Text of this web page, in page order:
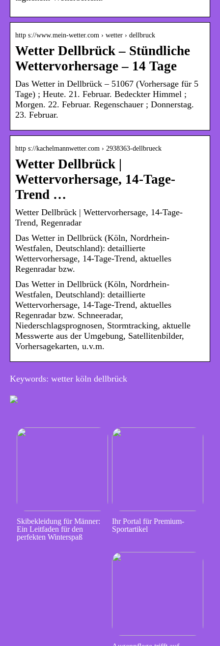
http s://www.mein-wetter.com › wetter › dellbruck
Wetter Dellbrück – Stündliche
Wettervorhersage – 14 Tage
Das Wetter in Dellbrück – 51067 (Vorhersage für 5
Tage) ; Heute. 21. Februar. Bedeckter Himmel ;
Morgen. 22. Februar. Regenschauer ; Donnerstag.
23. Februar.
http s://kachelmannwetter.com › 2938363-dellbrueck
Wetter Dellbrück |
Wettervorhersage, 14-Tage-
Trend …
Wetter Dellbrück | Wettervorhersage, 14-Tage-
Trend, Regenradar
Das Wetter in Dellbrück (Köln, Nordrhein-
Westfalen, Deutschland): detaillierte
Wettervorhersage, 14-Tage-Trend, aktuelles
Regenradar bzw.
Das Wetter in Dellbrück (Köln, Nordrhein-
Westfalen, Deutschland): detaillierte
Wettervorhersage, 14-Tage-Trend, aktuelles
Regenradar bzw. Schneeradar,
Niederschlagsprognosen, Stormtracking, aktuelle
Messwerte aus der Umgebung, Satellitenbilder,
Vorhersagekarten, u.v.m.
Keywords: wetter köln dellbrück
Skibekleidung für Männer:
Ein Leitfaden für den
perfekten Winterspaß
Ihr Portal für Premium-
Sportartikel